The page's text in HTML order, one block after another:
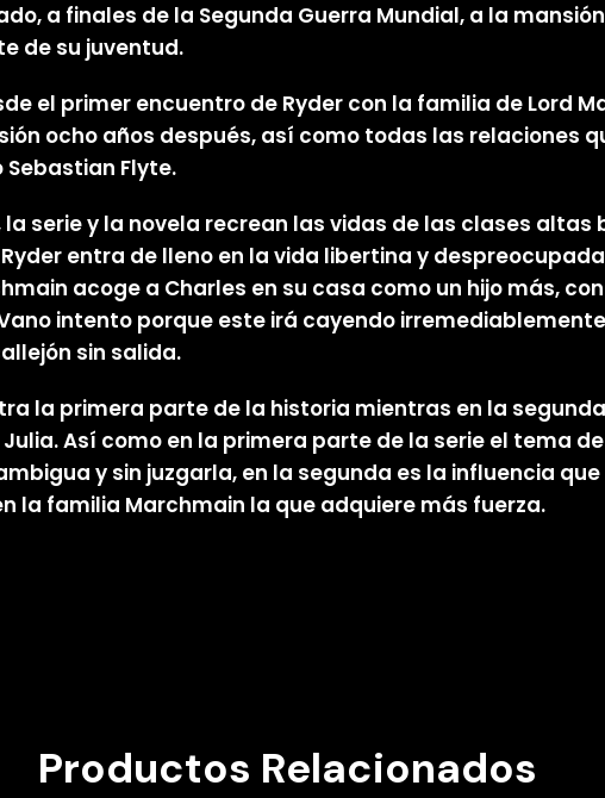
a finales de la Segunda Guerra Mundial, a la
de su juventud.
el primer encuentro de Ryder con la familia de Lord
ocho años después, así como todas las relaciones
Flyte.
la serie y la novela recrean las vidas de las clases altas
entra de lleno en la vida libertina y
acoge a Charles en su casa como un hijo más,
intento porque este irá cayendo
sin salida.
la primera parte de la historia mientras en la
Así como en la primera parte de la serie el tema
y sin juzgarla, en la segunda es la influencia
la familia Marchmain la que adquiere más fuerza.
Productos Relacionados